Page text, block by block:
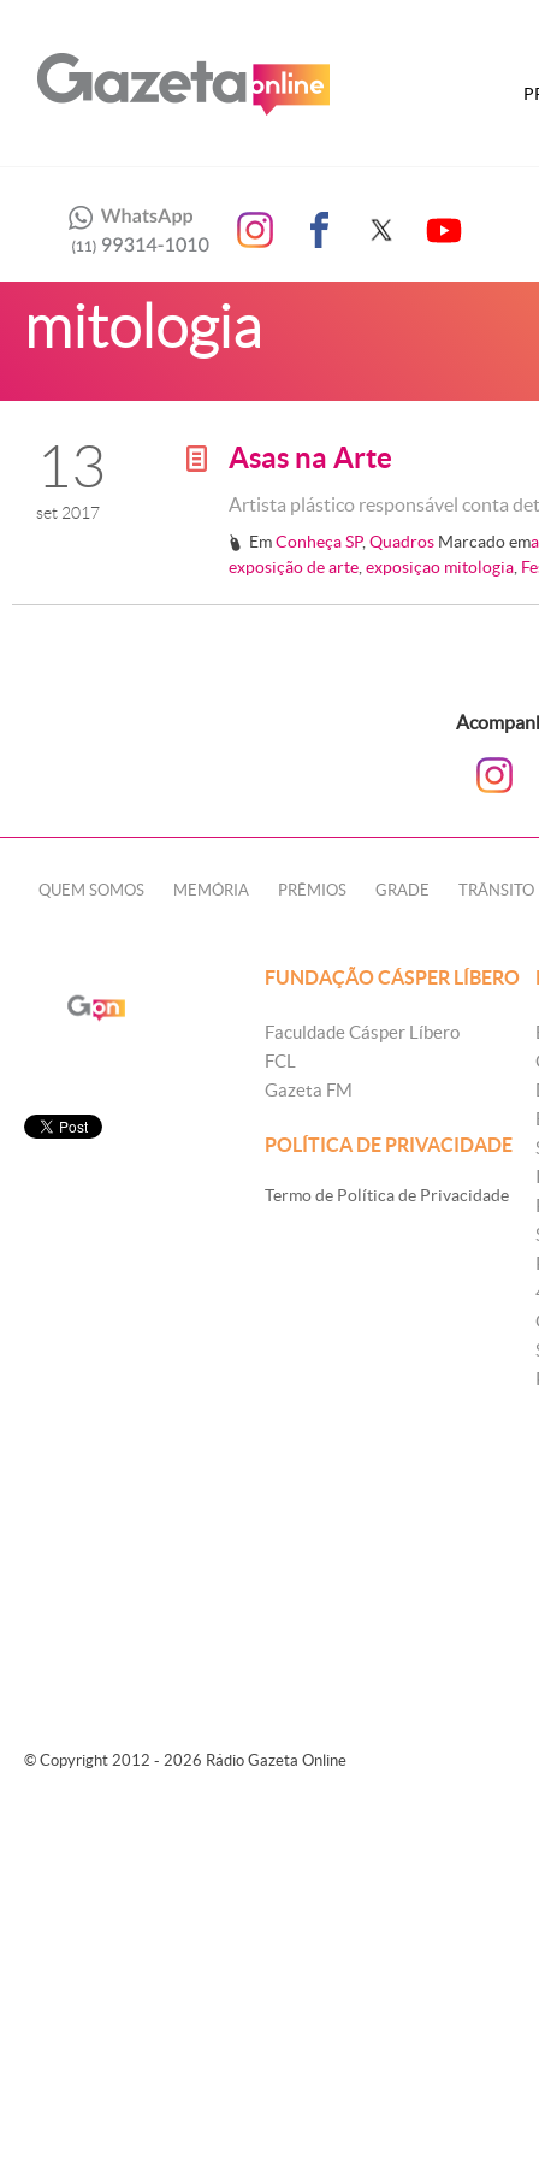
mitologia
13
set 2017
g Asas na Arte
Artista plástico responsável conta
# EmConheça SP,Quadros Marcado em
exposição de arte exposiçao mitologia
QUEM SOMOS MEMÓRIA PRÊMIOS GRADE TRÂNSITO
FUNDAÇÃO CÁSPER LÍBERO
Faculdade Cásper Líbero
FCL
Gazeta FM
POLÍTICA DE PRIVACIDADE
Termo de Política de Privacidade
© Copyright 2012 - 2026 Rádio Gazeta Online